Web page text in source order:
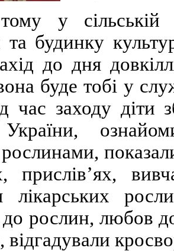
у сільській
та будинку
до дня
буде тобі у
час заходу діти
прислів’ях,
лікарських
до рослин, любов
відгадували